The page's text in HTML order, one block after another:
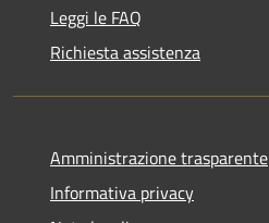
Leggi le FAQ
Richiesta assistenza
Amministrazione trasparente
Informativa privacy